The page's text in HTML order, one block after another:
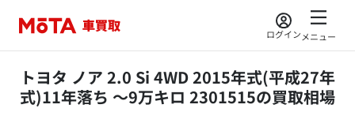
ログインメニュー
トヨタ ノア 2.0 Si 4WD 2015年式(平成27年
式)11年落ち ～9万キロ 2301515の買取相場